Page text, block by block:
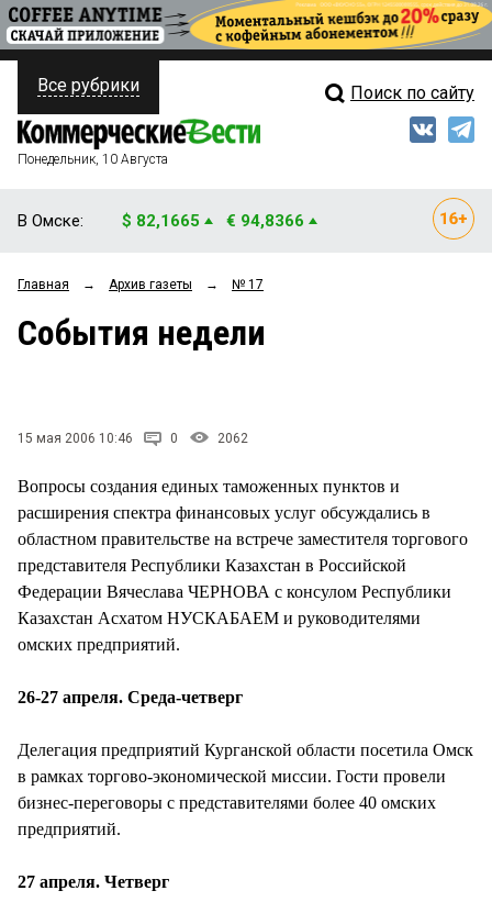
ПОЛИТИКА
ФИНАНСЫ
ОБЩЕСТВО
ЗАКОН
ПРОИСШЕСТВИЯ
СТИЛЬ ЖИЗНИ
Свежий выпуск
Все рубрики Поиск по сайту
Понедельник, 10 Августа
В Омске: $ 82,1665 € 94,8366
Главная → Архив газеты → № 17
События недели
15 мая 2006 10:46 0 2062
Вопросы создания единых таможенных пунктов и
расширения спектра финансовых услуг обсуждались в
областном правительстве на встрече заместителя торгового
представителя Республики Казахстан в Российской
Федерации Вячеслава ЧЕРНОВА с консулом Республики
Казахстан Асхатом НУСКАБАЕМ и руководителями
омских предприятий.
26-27 апреля. Среда-четверг
Делегация предприятий Курганской области посетила Омск
в рамках торгово-экономической миссии. Гости провели
бизнес-переговоры с представителями более 40 омских
предприятий.
27 апреля. Четверг